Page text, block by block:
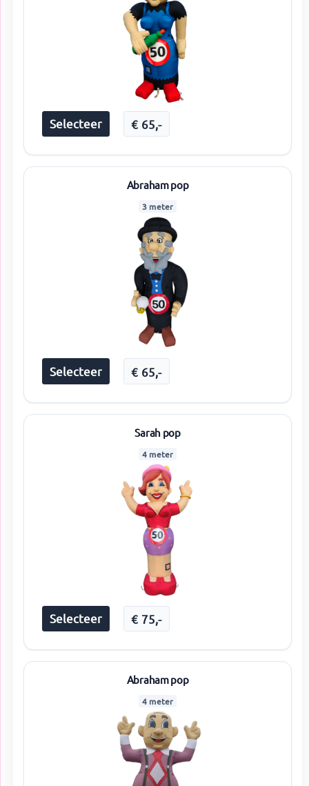
Selecteer € 65,-
Abraham pop
3 meter
Selecteer € 65,-
Sarah pop
4 meter
Selecteer € 75,-
Abraham pop
4 meter